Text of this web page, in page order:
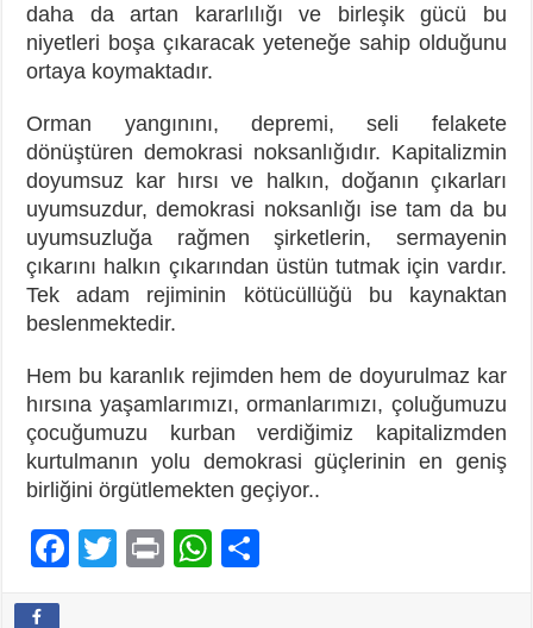
daha da artan kararlılığı ve birleşik gücü bu
niyetleri boşa çıkaracak yeteneğe sahip olduğunu
ortaya koymaktadır.
Orman yangınını, depremi, seli felakete
dönüştüren demokrasi noksanlığıdır. Kapitalizmin
doyumsuz kar hırsı ve halkın, doğanın çıkarları
uyumsuzdur, demokrasi noksanlığı ise tam da bu
uyumsuzluğa rağmen şirketlerin, sermayenin
çıkarını halkın çıkarından üstün tutmak için vardır.
Tek adam rejiminin kötücüllüğü bu kaynaktan
beslenmektedir.
Hem bu karanlık rejimden hem de doyurulmaz kar
hırsına yaşamlarımızı, ormanlarımızı, çoluğumuzu
çocuğumuzu kurban verdiğimiz kapitalizmden
kurtulmanın yolu demokrasi güçlerinin en geniş
birliğini örgütlemekten geçiyor..
F
T
Pr W